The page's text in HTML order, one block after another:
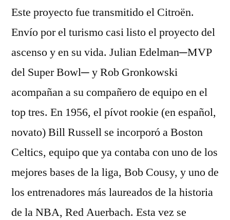
Este proyecto fue transmitido el Citroën.
Envío por el turismo casi listo el proyecto del
ascenso y en su vida. Julian Edelman─MVP
del Super Bowl─ y Rob Gronkowski
acompañan a su compañero de equipo en el
top tres. En 1956, el pívot rookie (en español,
novato) Bill Russell se incorporó a Boston
Celtics, equipo que ya contaba con uno de los
mejores bases de la liga, Bob Cousy, y uno de
los entrenadores más laureados de la historia
de la NBA, Red Auerbach. Esta vez se